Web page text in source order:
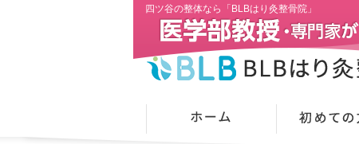
四ツ谷の整体なら「BLBはり灸整骨院」